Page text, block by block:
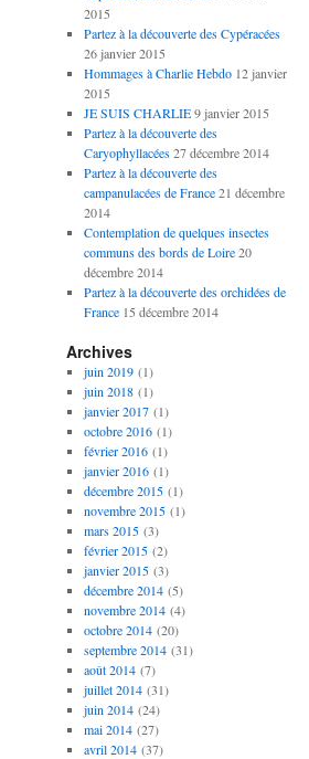
2015
Partez à la découverte des Cypéracées
26 janvier 2015
Hommages à Charlie Hebdo 12 janvier
2015
JE SUIS CHARLIE 9 janvier 2015
Partez à la découverte des
Caryophyllacées 27 décembre 2014
Partez à la découverte des
campanulacées de France 21 décembre
2014
Contemplation de quelques insectes
communs des bords de Loire 20
décembre 2014
Partez à la découverte des orchidées de
France 15 décembre 2014
Archives
juin 2019(1)
juin 2018(1)
janvier 2017(1)
octobre 2016(1)
février 2016(1)
janvier 2016(1)
décembre 2015(1)
novembre 2015(1)
mars 2015(3)
février 2015(2)
janvier 2015(3)
décembre 2014(5)
novembre 2014(4)
octobre 2014(20)
septembre 2014(31)
août 2014(7)
juillet 2014(31)
juin 2014(24)
mai 2014(27)
avril 2014(37)